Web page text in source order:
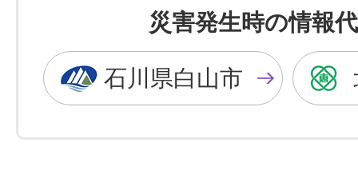
を
黒
色
に
を
青
色
に
災害発生時の情報
石川県白山市